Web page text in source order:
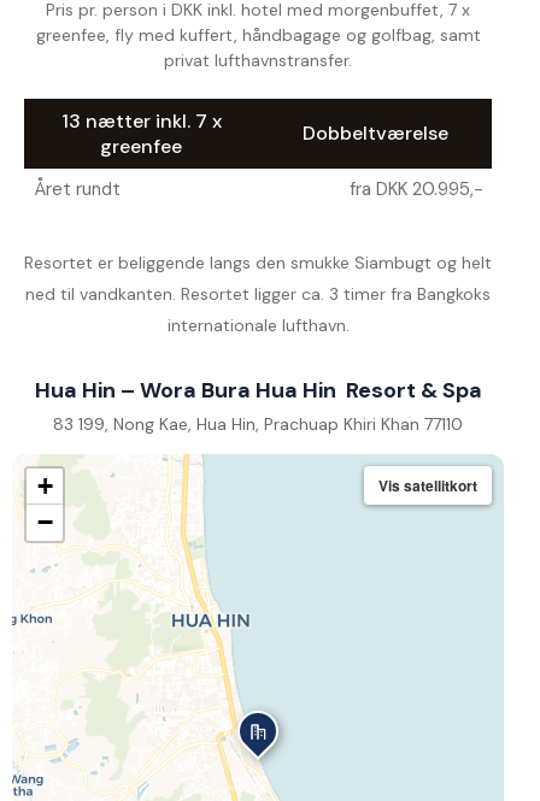
Pris pr. person i DKK inkl. hotel med morgenbuffet, 7 x
greenfee, fly med kuffert, håndbagage og golfbag, samt
privat lufthavnstransfer.
13 nætter inkl. 7 x
greenfee
Dobbeltværelse
Året rundt fra DKK 20.995,-
Resortet er beliggende langs den smukke Siambugt og helt
ned til vandkanten. Resortet ligger ca. 3 timer fra Bangkoks
internationale lufthavn.
Hua Hin – Wora Bura Hua Hin Resort & Spa
83 199, Nong Kae, Hua Hin, Prachuap Khiri Khan 77110
+
−
Vis satellitkort